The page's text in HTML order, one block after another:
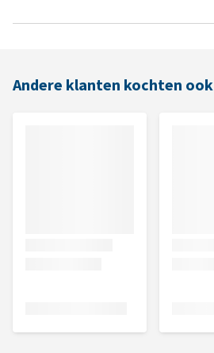
Andere klanten kochten ook